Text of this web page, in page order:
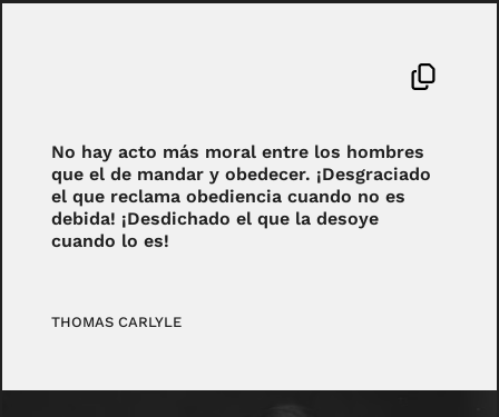
No hay acto más moral entre los hombres
que el de mandar y obedecer. ¡Desgraciado
el que reclama obediencia cuando no es
debida! ¡Desdichado el que la desoye
cuando lo es!
THOMAS CARLYLE